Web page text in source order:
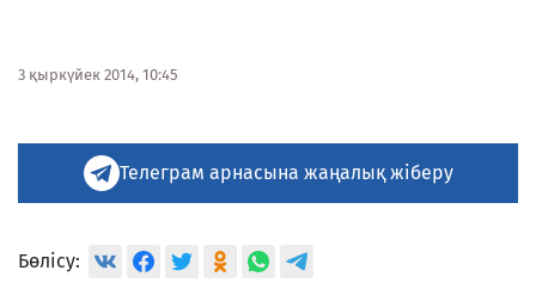
3 қыркүйек 2014, 10:45
Телеграм арнасына жаңалық жіберу
Бөлісу: